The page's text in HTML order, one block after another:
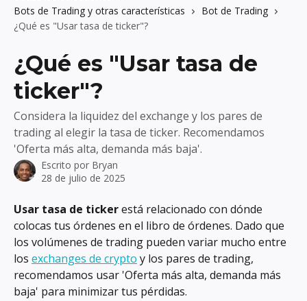
Bots de Trading y otras características
Bot de Trading
¿Qué es "Usar tasa de ticker"?
¿Qué es "Usar tasa de
ticker"?
Considera la liquidez del exchange y los pares de
trading al elegir la tasa de ticker. Recomendamos
'Oferta más alta, demanda más baja'.
Escrito por Bryan
28 de julio de 2025
Usar tasa de ticker está relacionado con dónde
colocas tus órdenes en el libro de órdenes. Dado que
los volúmenes de trading pueden variar mucho entre
los exchanges de crypto y los pares de trading,
recomendamos usar 'Oferta más alta, demanda más
baja' para minimizar tus pérdidas.